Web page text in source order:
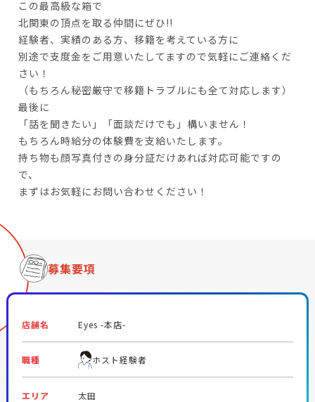
この最高級な箱で
北関東の頂点を取る仲間にぜひ!!
経験者、実績のある方、移籍を考えている方に
別途で支度金をご用意いたしてますので気軽にご連絡くだ
さい！
（もちろん秘密厳守で移籍トラブルにも全て対応します）
最後に
「話を聞きたい」「面談だけでも」構いません！
もちろん時給分の体験費を支給いたします。
持ち物も顔写真付きの身分証だけあれば対応可能ですの
で、
まずはお気軽にお問い合わせください！
募集要項
店舗名 Eyes -本店-
職種 ホスト経験者
エリア 太田